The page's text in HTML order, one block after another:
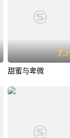
7.7
甜蜜与卑微